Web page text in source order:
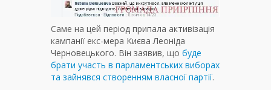
Саме на цей період припала активізація
кампанії екс-мера Києва Леоніда
Черновецького. Він заявив, що буде
брати участь в парламентських виборах
та зайнявся створенням власної партії.